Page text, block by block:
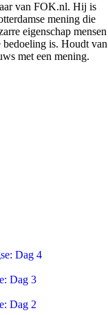
van FOK.nl. Hij is
mening die
eigenschap mensen
is. Houdt van
met een mening.
Dag 4
Dag 3
Dag 2